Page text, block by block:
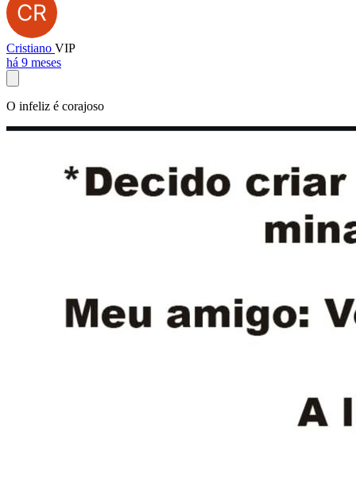
Cristiano VIP
há 9 meses
O infeliz é corajoso